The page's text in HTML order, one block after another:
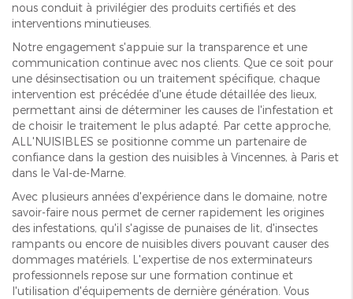
nous conduit à privilégier des produits certifiés et des
interventions minutieuses.
Notre engagement s'appuie sur la transparence et une
communication continue avec nos clients. Que ce soit pour
une désinsectisation ou un traitement spécifique, chaque
intervention est précédée d'une étude détaillée des lieux,
permettant ainsi de déterminer les causes de l'infestation et
de choisir le traitement le plus adapté. Par cette approche,
ALL'NUISIBLES se positionne comme un partenaire de
confiance dans la gestion des nuisibles à Vincennes, à Paris et
dans le Val-de-Marne.
Avec plusieurs années d'expérience dans le domaine, notre
savoir-faire nous permet de cerner rapidement les origines
des infestations, qu'il s'agisse de punaises de lit, d'insectes
rampants ou encore de nuisibles divers pouvant causer des
dommages matériels. L'expertise de nos exterminateurs
professionnels repose sur une formation continue et
l'utilisation d'équipements de dernière génération. Vous